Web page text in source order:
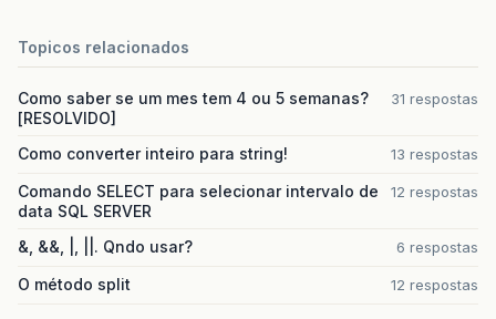
Topicos relacionados
Como saber se um mes tem 4 ou 5 semanas?
[RESOLVIDO]
31 respostas
Como converter inteiro para string! 13 respostas
Comando SELECT para selecionar intervalo de
data SQL SERVER
12 respostas
&, &&, |, ||. Qndo usar? 6 respostas
O método split 12 respostas